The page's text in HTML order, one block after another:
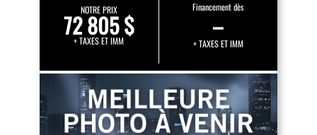
NOTRE PRIX
72 805 $
+ TAXES ET IMM
Financement dès
–
+ TAXES ET IMM